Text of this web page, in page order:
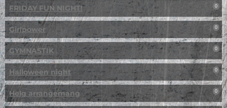
FRIDAY FUN NIGHT! 0
Girlpower 0
GYMNASTIK 0
Halloween night 0
Helg arrangemang 0